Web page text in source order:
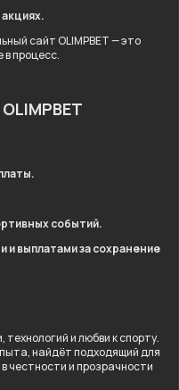
сайт OLIMPBET — это
в процесс.
событий.
и выплатами за сохранение
и любви к спорту.
найдёт подходящий для
честности и прозрачности